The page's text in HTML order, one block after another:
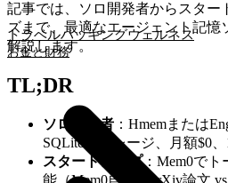
トラベルハッキングウェルネス
お金と財務
記事では、ソロ開発者からスター
ズまで、最適なエージェント記憶
解説します。
TL;DR
ソロ開発者 ：Hmemまたは
SQLiteストレージ、月額$0
スタートアップ：Mem0でト
能（Mem0自身のarXiv論文